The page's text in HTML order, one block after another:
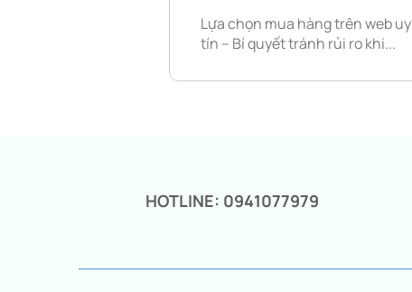
Lựa chọn mua hàng trên web uy
tín – Bí quyết tránh rủi ro khi...
HOTLINE: 0941077979